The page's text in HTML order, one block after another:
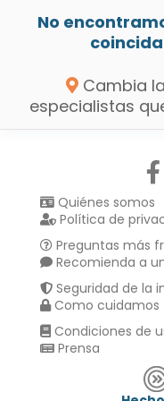
No
Cambia
especialistas
Quiénes somos
Política de
Preguntas más
Recomienda a
Seguridad de la
Como cuidamos
Condiciones de
Prensa